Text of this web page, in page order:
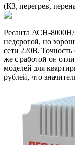
(КЗ, перегрев,
Ресанта АСН-
недорогой, но
сети 220В.
же с работой он
моделей для
рублей, что